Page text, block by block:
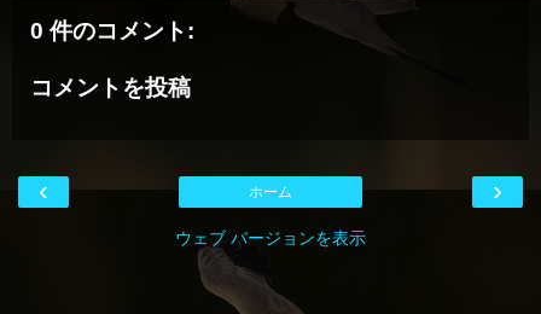
0 件のコメント:
コメントを投稿
‹ ›
ホーム
ウェブ バージョンを表示